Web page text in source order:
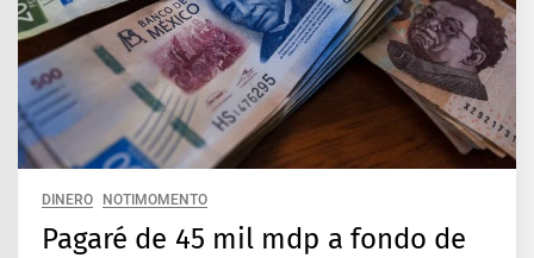
DINERO NOTIMOMENTO
Pagaré de 45 mil mdp a fondo de